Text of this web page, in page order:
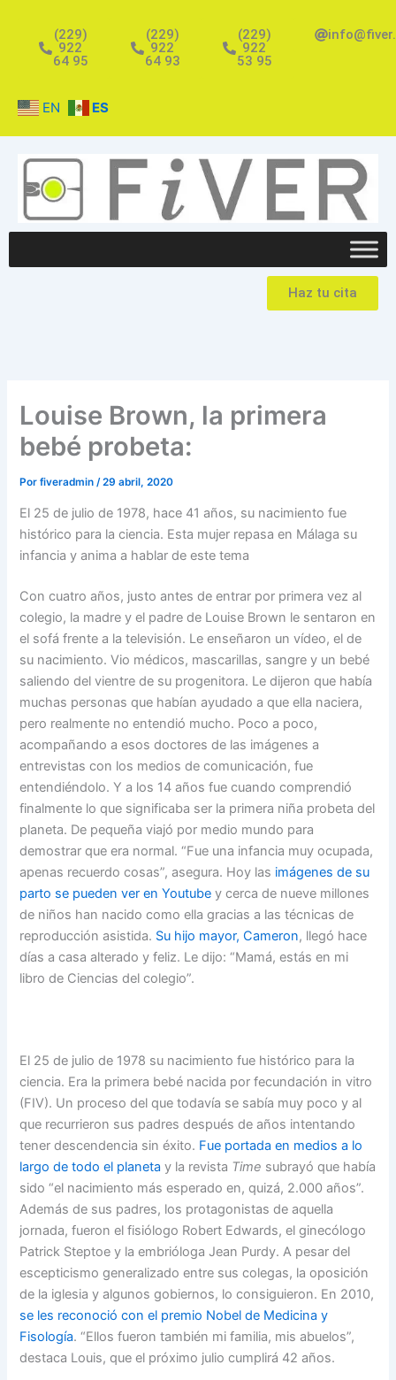
contenido
(229)
922
64 95
(229)
922
64 93
(229)
922
53 95
EN ES
Haz tu cita
Louise Brown, la primera
bebé probeta:
Porfiveradmin /29 abril, 2020
El 25 de julio de 1978, hace 41 años, su nacimiento fue
histórico para la ciencia. Esta mujer repasa en Málaga su
infancia y anima a hablar de este tema
Con cuatro años, justo antes de entrar por primera vez al
colegio, la madre y el padre de Louise Brown le sentaron en
el sofá frente a la televisión. Le enseñaron un vídeo, el de
su nacimiento. Vio médicos, mascarillas, sangre y un bebé
saliendo del vientre de su progenitora. Le dijeron que había
muchas personas que habían ayudado a que ella naciera,
pero realmente no entendió mucho. Poco a poco,
acompañando a esos doctores de las imágenes a
entrevistas con los medios de comunicación, fue
entendiéndolo. Y a los 14 años fue cuando comprendió
finalmente lo que significaba ser la primera niña probeta del
planeta. De pequeña viajó por medio mundo para
demostrar que era normal. “Fue una infancia muy ocupada,
apenas recuerdo cosas”, asegura. Hoy las imágenes de su
parto se pueden ver en Youtube y cerca de nueve millones
de niños han nacido como ella gracias a las técnicas de
reproducción asistida. Su hijo mayor, Cameron, llegó hace
días a casa alterado y feliz. Le dijo: “Mamá, estás en mi
libro de Ciencias del colegio”.
El 25 de julio de 1978 su nacimiento fue histórico para la
ciencia. Era la primera bebé nacida por fecundación in vitro
(FIV). Un proceso del que todavía se sabía muy poco y al
que recurrieron sus padres después de años intentando
tener descendencia sin éxito. Fue portada en medios a lo
largo de todo el planeta y la revista Time subrayó que había
sido “el nacimiento más esperado en, quizá, 2.000 años”.
Además de sus padres, los protagonistas de aquella
jornada, fueron el fisiólogo Robert Edwards, el ginecólogo
Patrick Steptoe y la embrióloga Jean Purdy. A pesar del
escepticismo generalizado entre sus colegas, la oposición
de la iglesia y algunos gobiernos, lo consiguieron. En 2010,
se les reconoció con el premio Nobel de Medicina y
Fisología. “Ellos fueron también mi familia, mis abuelos”,
destaca Louis, que el próximo julio cumplirá 42 años.